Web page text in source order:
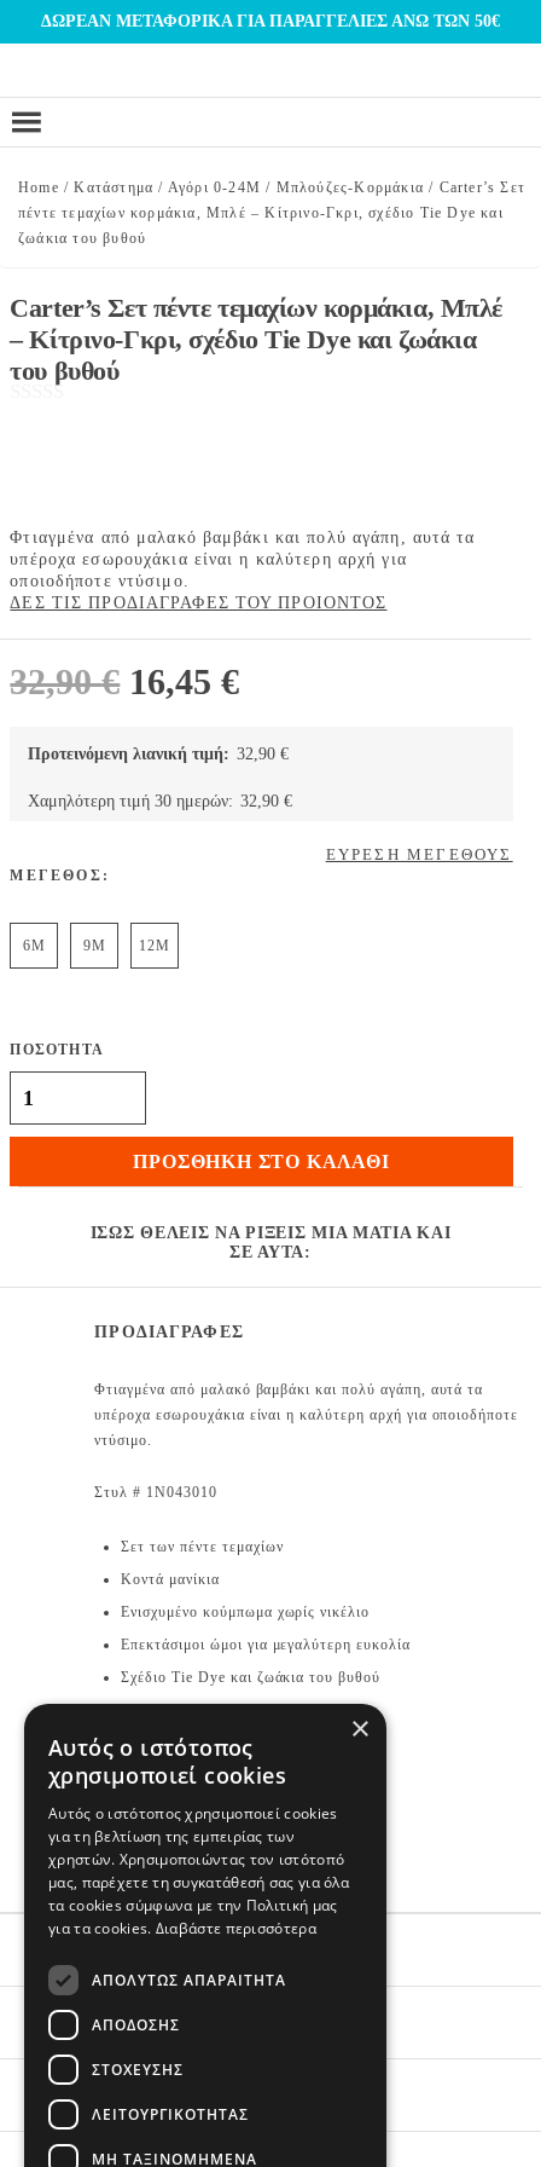
Μετάβαση
περιεχόμενο
ΔΩΡΕΑΝ ΜΕΤΑΦΟΡΙΚΑ ΓΙΑ ΠΑΡΑΓΓΕΛΙΕΣ ΑΝΩ ΤΩΝ 50€
Home /Κατάστημα / Αγόρι 0-24Μ / Μπλούζες-Κορμάκια / Carter’s Σετ
πέντε τεμαχίων κορμάκια, Μπλέ – Κίτρινο-Γκρι, σχέδιο Tie Dye και
ζωάκια του βυθού
Carter’s Σετ πέντε τεμαχίων κορμάκια, Μπλέ
– Κίτρινο-Γκρι, σχέδιο Tie Dye και ζωάκια
του βυθού
Φτιαγμένα από μαλακό βαμβάκι και πολύ αγάπη, αυτά τα
υπέροχα εσωρουχάκια είναι η καλύτερη αρχή για
οποιοδήποτε ντύσιμο.
ΔΕΣ ΤΙΣ ΠΡΟΔΙΑΓΡΑΦΕΣ ΤΟΥ ΠΡΟΙΟΝΤΟΣ
32,90€ Original
was:
32,90 €.
16,45€Η
τιμή
είναι:
Προτεινόμενη λιανική τιμή: 32,90€
Χαμηλότερη τιμή 30 ημερών: 32,90€
ΜΕΓΕΘΟΣ:
ΕΥΡΕΣΗ ΜΕΓΕΘΟΥΣ
6M 9M 12M
ΠΟΣΟΤΗΤΑ
Carter's Σετ πέντε τεμαχίων κορμάκια, Μπλέ - Κίτρινο-Γκρι,
σχέδιο Tie Dye και ζωάκια του βυθού ποσότητα
ΠΡΟΣΘΉΚΗ ΣΤΟ ΚΑΛΆΘΙ
ΊΣΩΣ ΘΈΛΕΙΣ ΝΑ ΡΊΞΕΙΣ ΜΙΑ ΜΑΤΙΆ ΚΑΙ
ΣΕ ΑΥΤΆ:
ΠΡΟΔΙΑΓΡΑΦΕΣ
Φτιαγμένα από μαλακό βαμβάκι και πολύ αγάπη, αυτά τα
υπέροχα εσωρουχάκια είναι η καλύτερη αρχή για οποιοδήποτε
ντύσιμο.
Στυλ # 1N043010
Σετ των πέντε τεμαχίων
Κοντά μανίκια
Ενισχυμένο κούμπωμα χωρίς νικέλιο
Επεκτάσιμοι ώμοι για μεγαλύτερη ευκολία
Σχέδιο Tie Dye και ζωάκια του βυθού
Σύνθεση & Φροντίδα
100% Βαμβάκι ριπ
Εισαγωγής
Πλένεται στο πλυντήριο
ΟΙ ΑΓΟΡΕΣ ΣΟΥ
×
Αυτός ο ιστότοπος
χρησιμοποιεί cookies
Αυτός ο ιστότοπος χρησιμοποιεί cookies
για τη βελτίωση της εμπειρίας των
χρηστών. Χρησιμοποιώντας τον ιστότοπό
μας, παρέχετε τη συγκατάθεσή σας για όλα
τα cookies σύμφωνα με την Πολιτική μας
για τα cookies. Διαβάστε περισσότερα
ΑΠΟΛΎΤΩΣ ΑΠΑΡΑΊΤΗΤΑ
ΑΠΌΔΟΣΗΣ
ΣΤΌΧΕΥΣΗΣ
ΛΕΙΤΟΥΡΓΙΚΌΤΗΤΑΣ
ΜΗ ΤΑΞΙΝΟΜΗΜΈΝΑ